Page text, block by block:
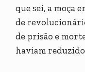
que sei, a moça
de
de prisão e
haviam reduzido